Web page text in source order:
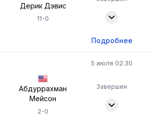
Дерик Дэвис
11-0
Подробнее
5 июля 02:30
Абдуррахман
Мейсон
2-0
Завершен